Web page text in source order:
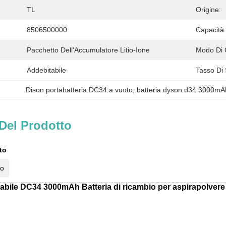
TL Origine:
8506500000 Capacità
Pacchetto Dell'Accumulatore Litio-Ione Modo Di
Addebitabile Tasso Di
Dison portabatteria DC34 a vuoto batteria dyson d34
Prodotto
DC34 3000mAh Batteria di ricambio per